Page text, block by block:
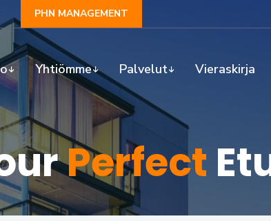
PHN MANAGEMENT
Yhtiömme Palvelut Vieraskirja
Perfect